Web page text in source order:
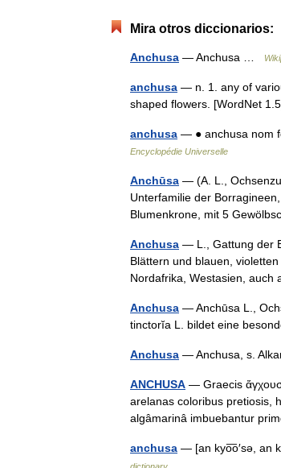
Mira otros diccionarios:
Anchusa — Anchusa …
anchusa — n. 1. any of
shaped flowers. [WordNet
anchusa — ● anchusa nom
Encyclopédie Universelle
Anchūsa — (A. L.,
Unterfamilie der
Blumenkrone, mit 5
Anchusa — L., Gattung der
Blättern und blauen,
Nordafrika, Westasien,
Anchusa — Anchūsa L.,
tinctorĭa L. bildet eine
Anchusa — Anchusa, s.
ANCHUSA — Graecis
arelanas coloribus pretiosis,
algâmarinâ imbuebantur
anchusa — [an kyo͞o′sə, an